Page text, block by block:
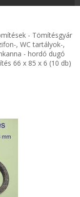
- Tömítésgyár
, WC tartályok-,
- hordó dugó
66 x 85 x 6 (10 db)